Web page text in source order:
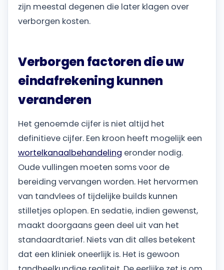
zijn meestal degenen die later klagen over
verborgen kosten.
Verborgen factoren die uw
eindafrekening kunnen
veranderen
Het genoemde cijfer is niet altijd het
definitieve cijfer. Een kroon heeft mogelijk een
wortelkanaalbehandeling eronder nodig.
Oude vullingen moeten soms voor de
bereiding vervangen worden. Het hervormen
van tandvlees of tijdelijke builds kunnen
stilletjes oplopen. En sedatie, indien gewenst,
maakt doorgaans geen deel uit van het
standaardtarief. Niets van dit alles betekent
dat een kliniek oneerlijk is. Het is gewoon